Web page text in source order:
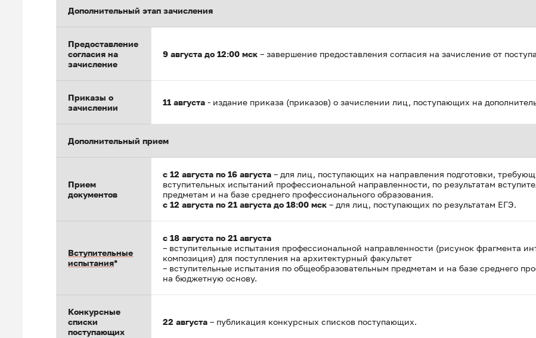
Дополнительный этап зачисления
Предоставление
согласия на
зачисление
9 августа до 12:00 мск – завершение предоставления согласия на зачисление от
Приказы о
зачислении
11 августа - издание приказа (приказов) о зачислении лиц, поступающих на
Дополнительный прием
Прием
документов
с 12 августа по 16 августа – для лиц, поступающих на направления подготовки,
вступительных испытаний профессиональной направленности, по результатам
предметам и на базе среднего профессионального образования.
с 12 августа по 21 августа до 18:00 мск – для лиц, поступающих по результатам ЕГЭ.
Вступительные
испытания*
с 18 августа по 21 августа
– вступительные испытания профессиональной направленности (рисунок фрагмента
композиция) для поступления на архитектурный факультет
– вступительные испытания по общеобразовательным предметам и на базе среднего
на бюджетную основу.
Конкурсные
списки
поступающих
22 августа – публикация конкурсных списков поступающих.